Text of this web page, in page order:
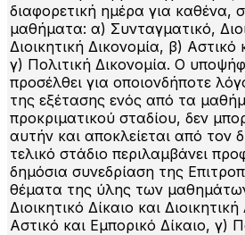
διαφορετική ημέρα για καθένα,
μαθήματα: α) Συνταγματικό,
Διοικητική Δικονομία, β) Αστικό
γ) Πολιτική Δικονομία. Ο
προσέλθει για οποιονδήποτε
της εξέτασης ενός από τα
προκριματικού σταδίου, δεν
αυτήν και αποκλείεται από τον
τελικό στάδιο περιλαμβάνει
δημόσια συνεδρίαση της
θέματα της ύλης των
Διοικητικό Δίκαιο και
Αστικό και Εμπορικό Δίκαιο, γ)